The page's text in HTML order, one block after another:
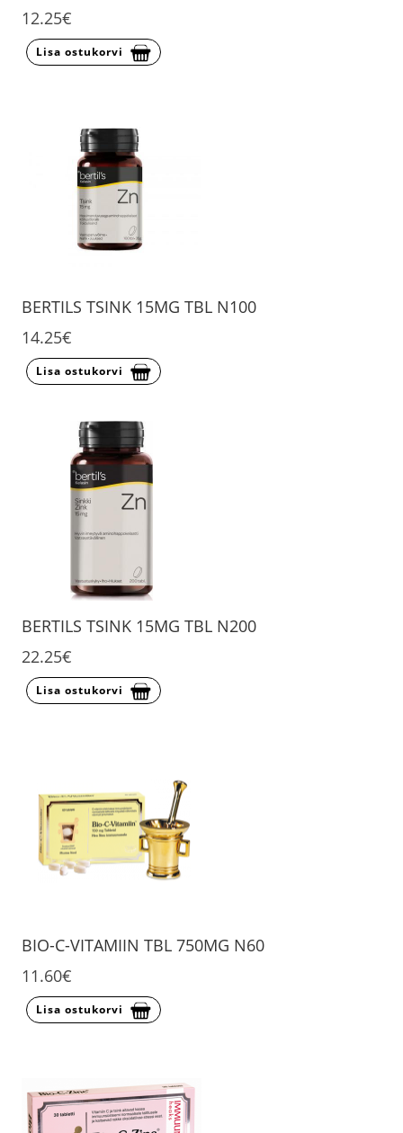
12.25€
Lisa ostukorvi
BERTILS TSINK 15MG TBL N100
14.25€
Lisa ostukorvi
BERTILS TSINK 15MG TBL N200
22.25€
Lisa ostukorvi
BIO-C-VITAMIIN TBL 750MG N60
11.60€
Lisa ostukorvi